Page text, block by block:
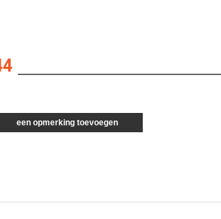
een opmerking toevoegen